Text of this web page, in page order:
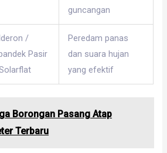
guncangan
/
Pasir
Peredam panas
dan suara hujan
yang efektif
Borongan Pasang Atap
Terbaru